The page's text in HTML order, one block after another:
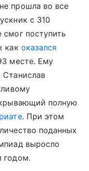
прошла во все
с 310
поступить
как оказался
месте. Ему
Станислав
полную
. При этом
поданных
выросло
годом.